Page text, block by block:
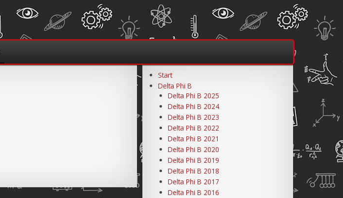
Start
Delta Phi B
Delta Phi B 2025
Delta Phi B 2024
Delta Phi B 2023
Delta Phi B 2022
Delta Phi B 2021
Delta Phi B 2020
Delta Phi B 2019
Delta Phi B 2018
Delta Phi B 2017
Delta Phi B 2016